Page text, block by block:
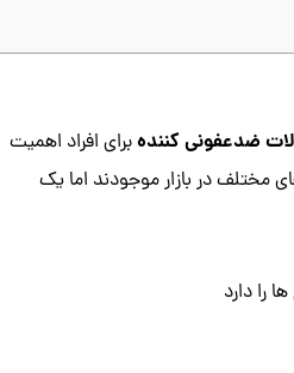
ضدعفونی کنندهبرای افراد اهمیت
مختلف در بازار موجودند اما یک
را دارد